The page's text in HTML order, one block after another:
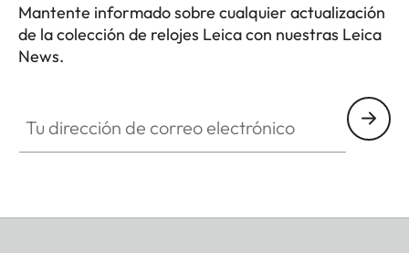
Mantente informado sobre cualquier actualización
de la colección de relojes Leica con nuestras Leica
News.